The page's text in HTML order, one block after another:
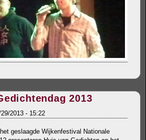
2013
2013 - 15:22
geslaagde Wijkenfestival Nationale